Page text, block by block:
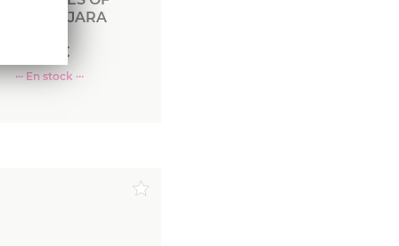
GUADALAJARA
€
··· En stock ···